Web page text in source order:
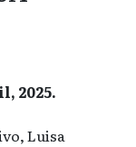
2025.
Luisa